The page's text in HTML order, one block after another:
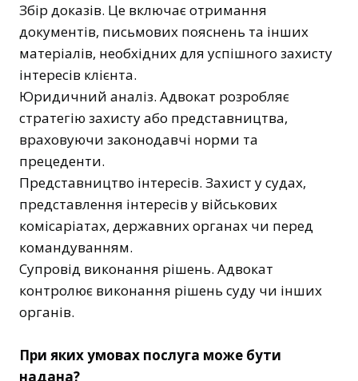
Збір доказів. Це включає отримання
документів, письмових пояснень та інших
матеріалів, необхідних для успішного захисту
інтересів клієнта.
Юридичний аналіз. Адвокат розробляє
стратегію захисту або представництва,
враховуючи законодавчі норми та
прецеденти.
Представництво інтересів. Захист у судах,
представлення інтересів у військових
комісаріатах, державних органах чи перед
командуванням.
Супровід виконання рішень. Адвокат
контролює виконання рішень суду чи інших
органів.
При яких умовах послуга може бути
надана?